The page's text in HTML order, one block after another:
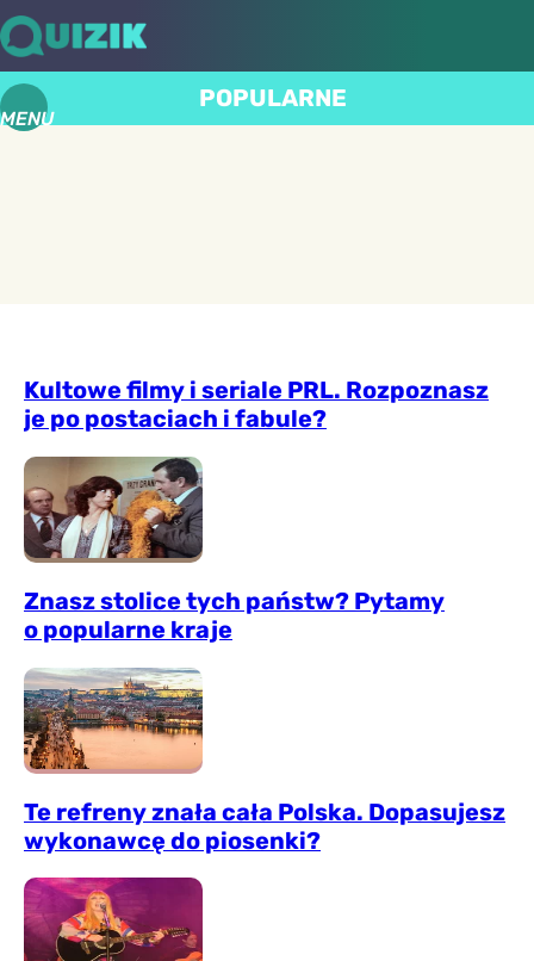
MENU
POPULARNE
Kultowe filmy i seriale PRL. Rozpoznasz
je po postaciach i fabule?
Znasz stolice tych państw? Pytamy
o popularne kraje
Te refreny znała cała Polska. Dopasujesz
wykonawcę do piosenki?